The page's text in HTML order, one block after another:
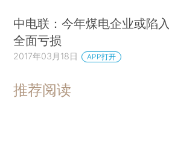
中电联：今年煤电企业或陷入
全面亏损
2017年03月18日 APP打开
推荐阅读